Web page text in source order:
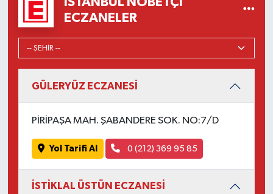
ECZANELER
GÜLERYÜZ ECZANESİ
PİRİPAŞA MAH. ŞABANDERE SOK. NO:7/D
Yol Tarifi Al 0 (212) 369 95 85
İSTİKLAL ÜSTÜN ECZANESİ